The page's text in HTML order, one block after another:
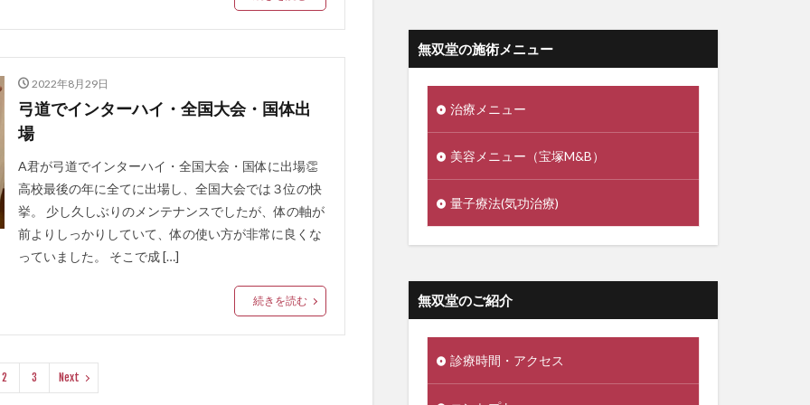
2022年8月29日
弓道でインターハイ・全国大会・国体出
場
A君が弓道でインターハイ・全国大会・国体に出場👏
高校最後の年に全てに出場し、全国大会では３位の快
挙。 少し久しぶりのメンテナンスでしたが、体の軸が
前よりしっかりしていて、体の使い方が非常に良くな
っていました。 そこで成 […]
続きを読む
2 3 Next
無双堂の施術メニュー
治療メニュー
美容メニュー（宝塚M&B）
量子療法(気功治療)
無双堂のご紹介
診療時間・アクセス